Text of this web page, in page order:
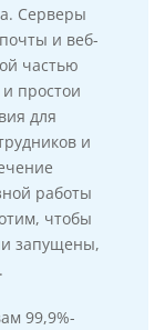
Серверы
и веб-
частью
простои
для
и
работы
чтобы
запущены,
99,9%-